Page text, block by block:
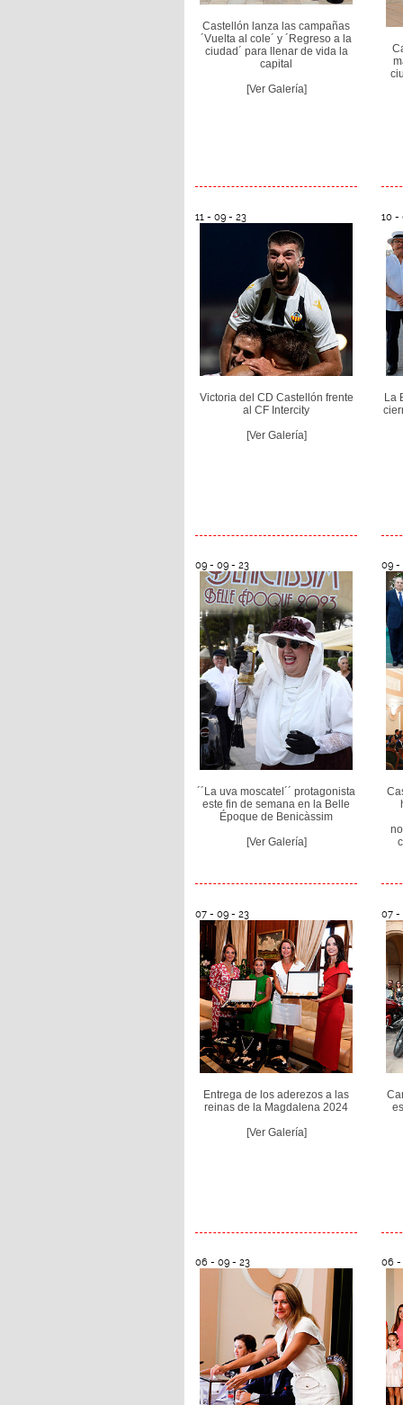
Castellón lanza las campañas
´Vuelta al cole´ y ´Regreso a la
ciudad´ para llenar de vida la
capital
[Ver Galería]
11 - 09 - 23
Victoria del CD Castellón frente
al CF Intercity
[Ver Galería]
10 -
La
09 - 09 - 23
´´La uva moscatel´´ protagonista
este fin de semana en la Belle
Époque de Benicàssim
[Ver Galería]
09 -
07 - 09 - 23
Entrega de los aderezos a las
reinas de la Magdalena 2024
[Ver Galería]
07 -
06 - 09 - 23 06 -